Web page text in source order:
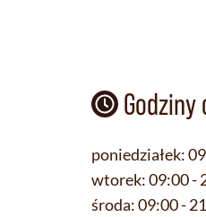
poniedziałek:
wtorek:09:00 -
środa:09:00 -